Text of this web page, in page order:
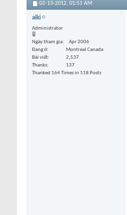
02-13-2012, 01:51 AM
aiki
Administrator
Ngày tham gia
Apr 2006
Đang ở
Montreal Canada
Bài viết
2,537
Thanks
137
Thanked 164 Times in 118 Posts